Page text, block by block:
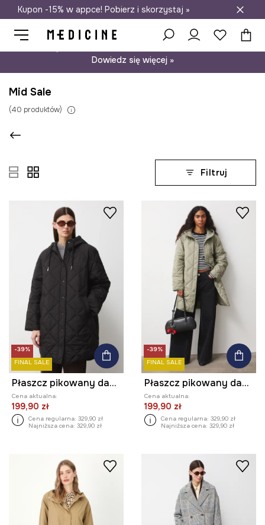
Darmowa dostawa do salonów
Kupon -15% w appce! Pobierz i skorzystaj »
Dowiedz się więcej »
Mid Sale
(40 produktów)
Filtruj
-39%
FINAL SALE
Płaszcz pikowany damski
Cena aktualna:
199,90 zł
Cena regularna: 329,90 zł
Najniższa cena: 329,90 zł
-39%
FINAL SALE
Płaszcz pikowany damski
Cena aktualna:
199,90 zł
Cena regularna: 329,90 zł
Najniższa cena: 329,90 zł